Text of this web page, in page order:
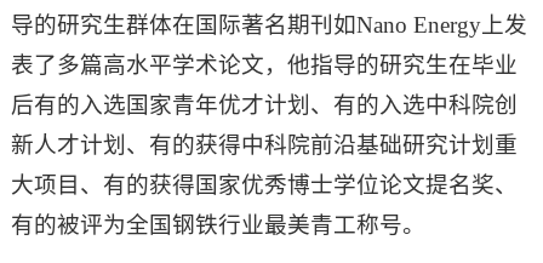
导的研究生群体在国际著名期刊如Nano Energy上发
表了多篇高水平学术论文，他指导的研究生在毕业
后有的入选国家青年优才计划、有的入选中科院创
新人才计划、有的获得中科院前沿基础研究计划重
大项目、有的获得国家优秀博士学位论文提名奖、
有的被评为全国钢铁行业最美青工称号。